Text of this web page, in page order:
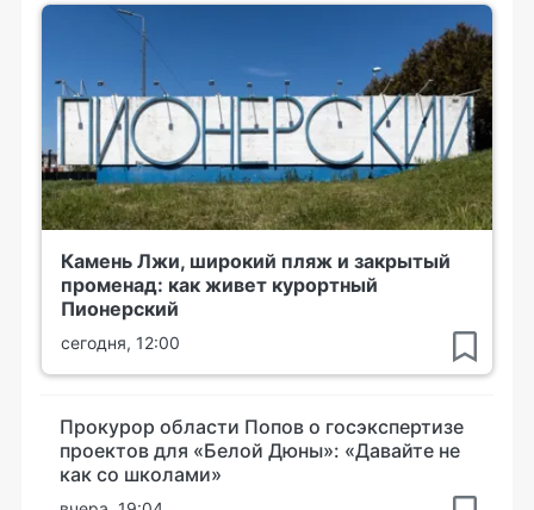
Камень Лжи, широкий пляж и закрытый
променад: как живет курортный
Пионерский
сегодня, 12:00
Прокурор области Попов о госэкспертизе
проектов для «Белой Дюны»: «Давайте не
как со школами»